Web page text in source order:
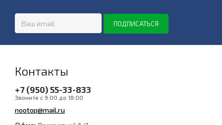
Контакты
+7 (950) 55-33-833
Звоните с 9:00 до 18:00
nootop@mail.ru